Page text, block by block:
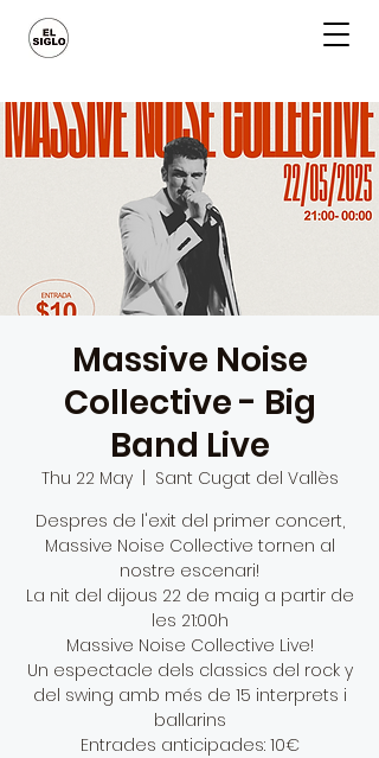
Massive Noise
Collective - Big
Band Live
Thu 22 May
  |
Sant Cugat del Vallès
Despres de l'exit del primer concert,
Massive Noise Collective tornen al
nostre escenari!
La nit del dijous 22 de maig a partir de
les 21:00h
Massive Noise Collective Live!
Un espectacle dels classics del rock y
del swing amb més de 15 interprets i
ballarins
Entrades anticipades: 10€